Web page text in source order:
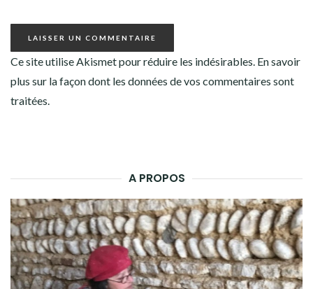
Ce site utilise Akismet pour réduire les indésirables. En savoir
plus sur la façon dont les données de vos commentaires sont
traitées
A PROPOS